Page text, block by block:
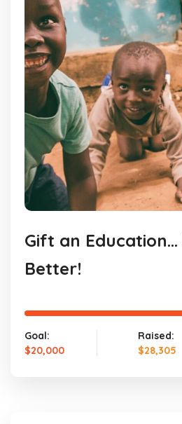
Gift an Education…
Better!
Goal:
$20,000
Raised:
$28,305